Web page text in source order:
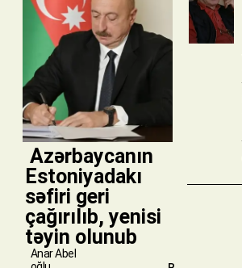
​ Azərbaycanın
Estoniyadakı
səfiri geri
çağırılıb, yenisi
təyin olunub
Anar Abel